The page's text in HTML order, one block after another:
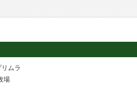
ムラ
場